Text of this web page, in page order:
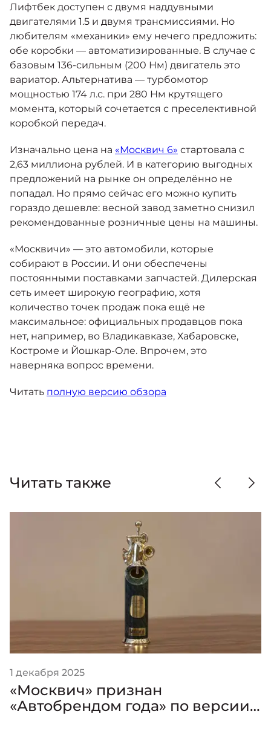
Лифтбек доступен с двумя наддувными
двигателями 1.5 и двумя трансмиссиями. Но
любителям «механики» ему нечего предложить:
обе коробки — автоматизированные. В случае с
базовым 136-сильным (200 Нм) двигатель это
вариатор. Альтернатива — турбомотор
мощностью 174 л.с. при 280 Нм крутящего
момента, который сочетается с преселективной
коробкой передач.
Изначально цена на «Москвич 6» стартовала с
2,63 миллиона рублей. И в категорию выгодных
предложений на рынке он определённо не
попадал. Но прямо сейчас его можно купить
гораздо дешевле: весной завод заметно снизил
рекомендованные розничные цены на машины.
«Москвичи» — это автомобили, которые
собирают в России. И они обеспечены
постоянными поставками запчастей. Дилерская
сеть имеет широкую географию, хотя
количество точек продаж пока ещё не
максимальное: официальных продавцов пока
нет, например, во Владикавказе, Хабаровске,
Костроме и Йошкар-Оле. Впрочем, это
наверняка вопрос времени.
Читать полную версию обзора
Читать также
1 декабря 2025
«Москвич» признан
«Автобрендом года» по версии